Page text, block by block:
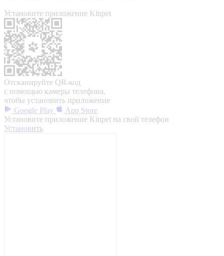
Установите приложение Kinpet
Отсканируйте QR-код
с помощью камеры телефона,
чтобы установить приложение
Google Play
App Store
Установите приложение Kinpet на свой телефон
Установить